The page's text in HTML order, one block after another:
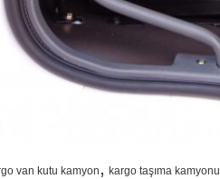
van kutu kamyon , kargo taşıma kamyonu